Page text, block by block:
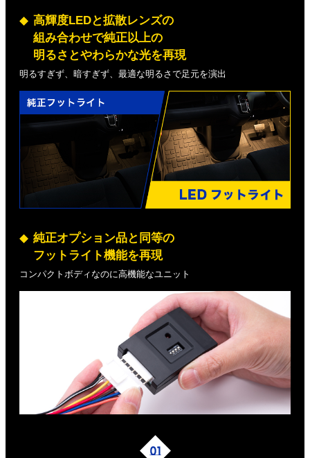
高輝度LEDと拡散レンズの
組み合わせで純正以上の
明るさとやわらかな光を再現
明るすぎず、暗すぎず、最適な明るさで足元を演出
純正オプション品と同等の
フットライト機能を再現
コンパクトボディなのに高機能なユニット